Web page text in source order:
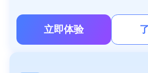
立即体验